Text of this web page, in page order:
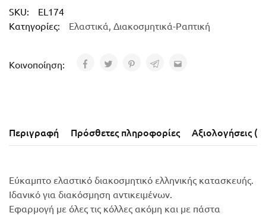
SKU:
EL174
Κατηγορίες:
Ελαστικά, Διακοσμητικά-Ραπτική
Κοινοποίηση:
Περιγραφή Πρόσθετες πληροφορίες Αξιολογήσεις (0)
Εύκαμπτο ελαστικό διακοσμητικό ελληνικής κατασκευής.
Ιδανικό για διακόσμηση αντικειμένων.
Εφαρμογή με όλες τις κόλλες ακόμη και με πάστα